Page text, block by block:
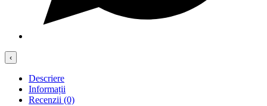
‹
Descriere
Informații
Recenzii (0)